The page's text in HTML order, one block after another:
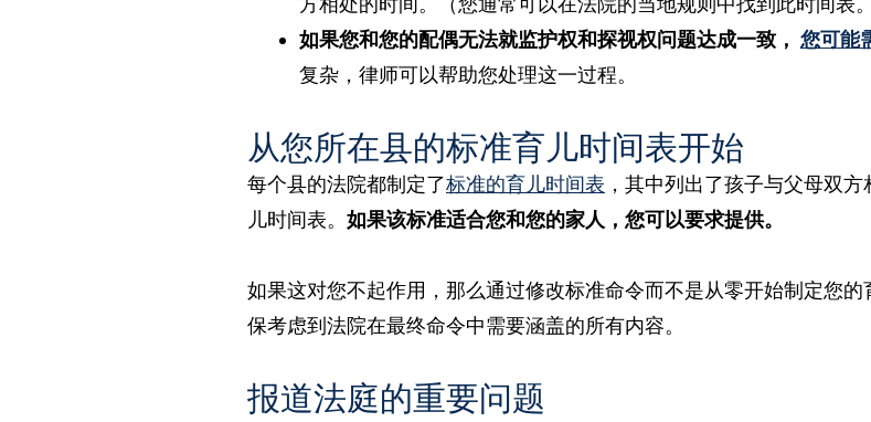
如果您和您的配偶无法就监护权和探视权问题达成一致， 您可能
复杂，律师可以帮助您处理这一过程。
从您所在县的标准育儿时间表开始
每个县的法院都制定了标准的育儿时间表 ，其中列出了孩子与父母双
儿时间表。 如果该标准适合您和您的家人，您可以要求提供。
如果这对您不起作用，那么通过修改标准命令而不是从零开始制定您
保考虑到法院在最终命令中需要涵盖的所有内容。
报道法庭的重要问题